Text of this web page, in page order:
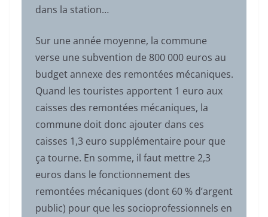
dans la station…
Sur une année moyenne, la commune
verse une subvention de 800 000 euros au
budget annexe des remontées mécaniques.
Quand les touristes apportent 1 euro aux
caisses des remontées mécaniques, la
commune doit donc ajouter dans ces
caisses 1,3 euro supplémentaire pour que
ça tourne. En somme, il faut mettre 2,3
euros dans le fonctionnement des
remontées mécaniques (dont 60 % d’argent
public) pour que les socioprofessionnels en